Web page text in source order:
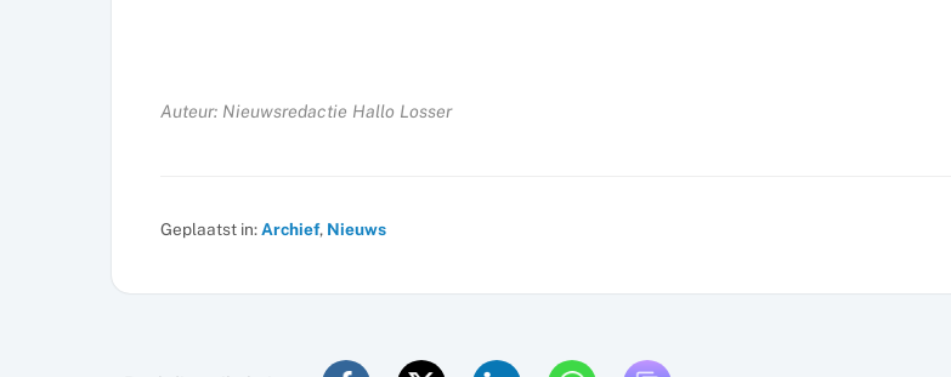
Auteur: Nieuwsredactie Hallo Losser
Geplaatst in:Archief, Nieuws